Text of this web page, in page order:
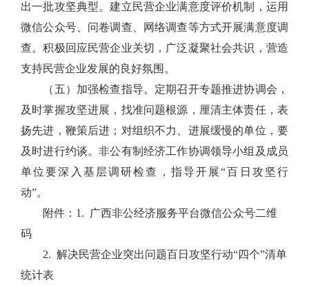
出一批攻坚典型。建立民营企业满意度评价机制，运用
微信公众号、问卷调查、网络调查等方式开展满意度调
查。积极回应民营企业关切，广泛凝聚社会共识，营造
支持民营企业发展的良好氛围。
（五）加强检查指导。定期召开专题推进协调会，
及时掌握攻坚进展，找准问题根源，厘清主体责任，表
扬先进，鞭策后进；对组织不力、进展缓慢的单位，要
及时进行约谈。非公有制经济工作协调领导小组及成员
单位要深入基层调研检查，指导开展“百日攻坚行
动”。
附件：1. 广西非公经济服务平台微信公众号二维
码
2. 解决民营企业突出问题百日攻坚行动“四个”清单
统计表